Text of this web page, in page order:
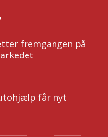
fremgangen på
får nyt